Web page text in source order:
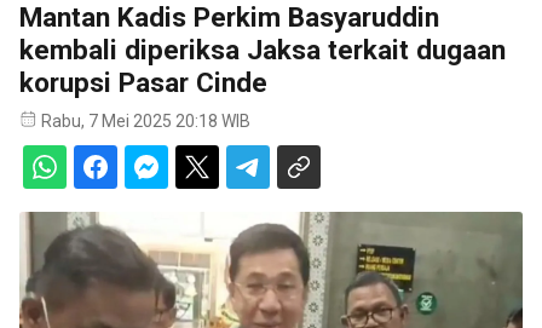
Mantan Kadis Perkim Basyaruddin
kembali diperiksa Jaksa terkait dugaan
korupsi Pasar Cinde
Rabu, 7 Mei 2025 20:18 WIB